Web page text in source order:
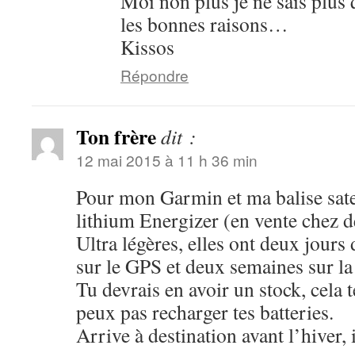
les bonnes raisons…
Kissos
Répondre
Ton frèredit :
12 mai 2015 à 11 h 36 min
Pour mon Garmin et ma balise
lithium Energizer (en vente chez
Ultra légères, elles ont deux jours
sur le GPS et deux semaines sur
Tu devrais en avoir un stock, cela
peux pas recharger tes batteries.
Arrive à destination avant